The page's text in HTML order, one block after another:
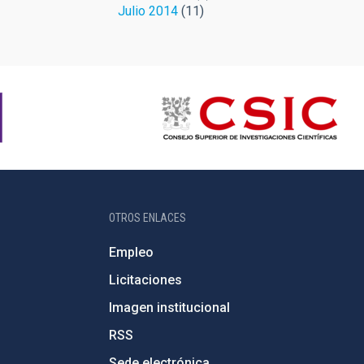
Julio 2014(11)
OTROS ENLACES
Empleo
Licitaciones
Imagen institucional
RSS